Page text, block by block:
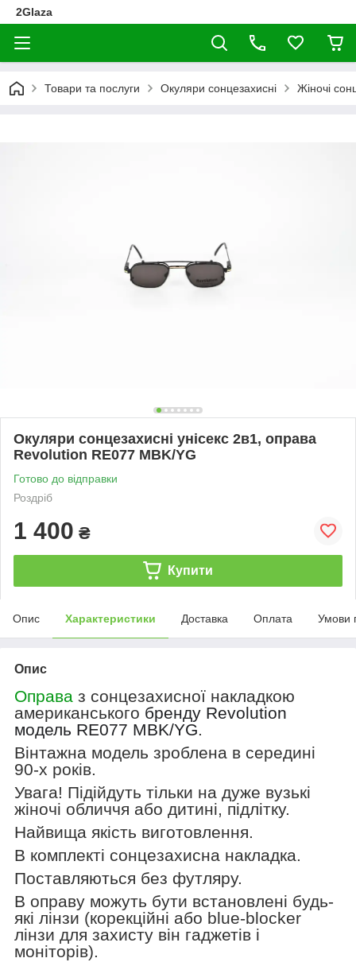
2Glaza
Товари та послуги Окуляри сонцезахисні Жіночі
Окуляри сонцезахисні унісекс 2в1, оправа
Revolution RE077 MBK/YG
Готово до відправки
Роздріб
1 400 ₴
Купити
Опис Характеристики Доставка Оплата Умови
Опис
Оправа з сонцезахисної накладкою
американського бренду Revolution
модель RE077 MBK/YG.
Вінтажна модель зроблена в середині
90-х років.
Увага! Підійдуть тільки на дуже вузькі
жіночі обличчя або дитині, підлітку.
Найвища якість виготовлення.
В комплекті сонцезахисна накладка.
Поставляються без футляру.
В оправу можуть бути встановлені будь-
які лінзи (корекційні або blue-blocker
лінзи для захисту він гаджетів і
моніторів).